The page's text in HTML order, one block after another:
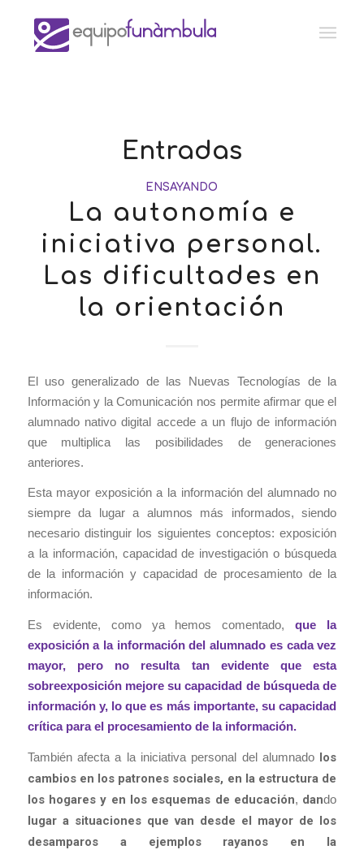
Entradas
ENSAYANDO
La autonomía e
iniciativa personal.
Las dificultades en
la orientación
El uso generalizado de las Nuevas Tecnologías de la
Información y la Comunicación nos permite afirmar que el
alumnado nativo digital accede a un flujo de información
que multiplica las posibilidades de generaciones
anteriores.
Esta mayor exposición a la información del alumnado no
siempre da lugar a alumnos más informados, siendo
necesario distinguir los siguientes conceptos: exposición
a la información, capacidad de investigación o búsqueda
de la información y capacidad de procesamiento de la
información.
Es evidente, como ya hemos comentado,que la
exposición a la información del alumnado es cada vez
mayor, pero no resulta tan evidente que esta
sobreexposición mejore su capacidad de búsqueda de
información y, lo que es más importante, su capacidad
crítica para el procesamiento de la información.
También afecta a la iniciativa personal del alumnado los
cambios en los patrones sociales, en la estructura de
los hogares y en los esquemas de educación, dando
lugar a situaciones que van desde el mayor de los
desamparos a ejemplos rayanos en la